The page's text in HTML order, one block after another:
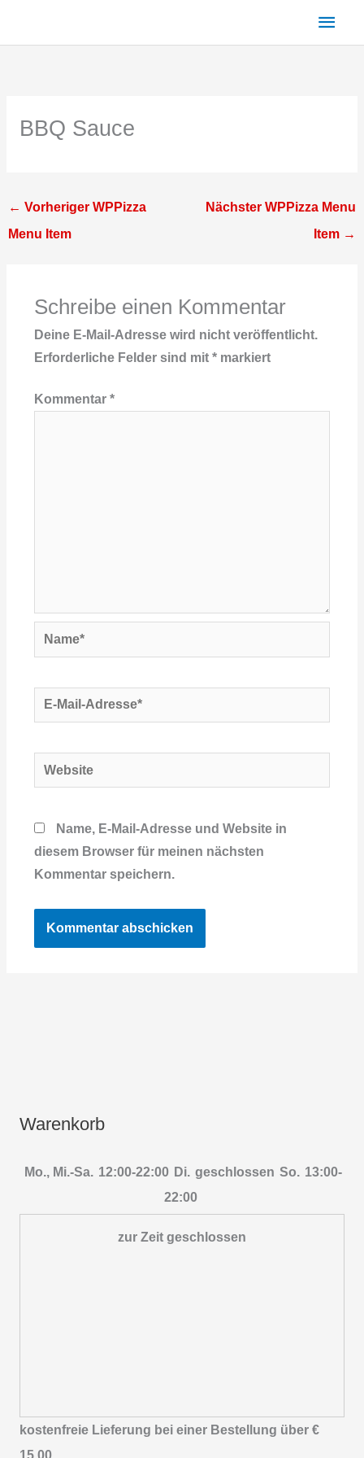
BBQ Sauce
← Vorheriger WPPizza
Menu Item
Nächster WPPizza Menu
Item →
Schreibe einen Kommentar
Deine E-Mail-Adresse wird nicht veröffentlicht.
Erforderliche Felder sind mit *markiert
Kommentar *
Name*
E-
Mail-
Website
Name, E-Mail-Adresse und Website in
diesem Browser für meinen nächsten
Kommentar speichern.
Warenkorb
Mo., Mi.-Sa. 12:00-22:00 Di. geschlossen So. 13:00-
22:00
zur Zeit geschlossen
kostenfreie Lieferung bei einer Bestellung über €
15,00